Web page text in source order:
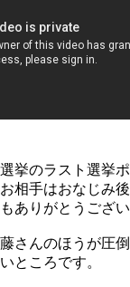
挙のラスト選挙
相手はおなじみ
ありがとうござい
さんのほうが圧
ところです。